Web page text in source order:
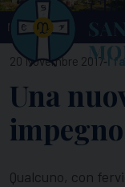
MENU
20 Novembre 2017- I
Una
Qualcuno, con